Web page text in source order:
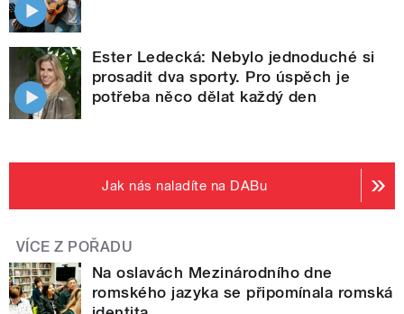
Ester Ledecká: Nebylo jednoduché si
prosadit dva sporty. Pro úspěch je
potřeba něco dělat každý den
Jak nás naladíte na DABu
VÍCE Z POŘADU
Na oslavách Mezinárodního dne
romského jazyka se připomínala romská